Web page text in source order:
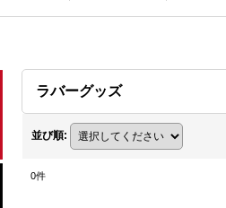
ラバーグッズ
並び順:
0件